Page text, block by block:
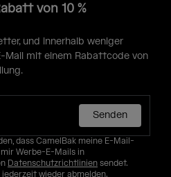
von 10 %
und innerhalb weniger
Mail mit einem Rabattcode von
Senden
dass CamelBak meine E-Mail-
Werbe-E-Mails in
Datenschutzrichtlinien sendet.
wieder abmelden.